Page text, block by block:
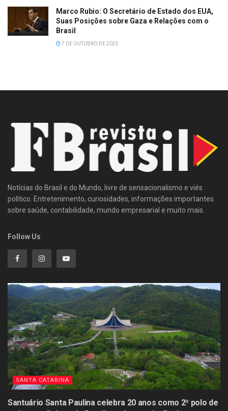
Marco Rubio: O Secretário de Estado dos EUA,
Suas Posições sobre Gaza e Relações com o
Brasil
7 DE OUTUBRO DE 2025
Notícias do Brasil e do Mundo, livre de sensacionalismo e viés
político. Entretenimento, curiosidades, informações importantes
sobre saúde, contabilidade, mundo empresarial e muito mais.
Follow Us
SANTA CATARINA
Santuário Santa Paulina celebra 20 anos como 2º polo de